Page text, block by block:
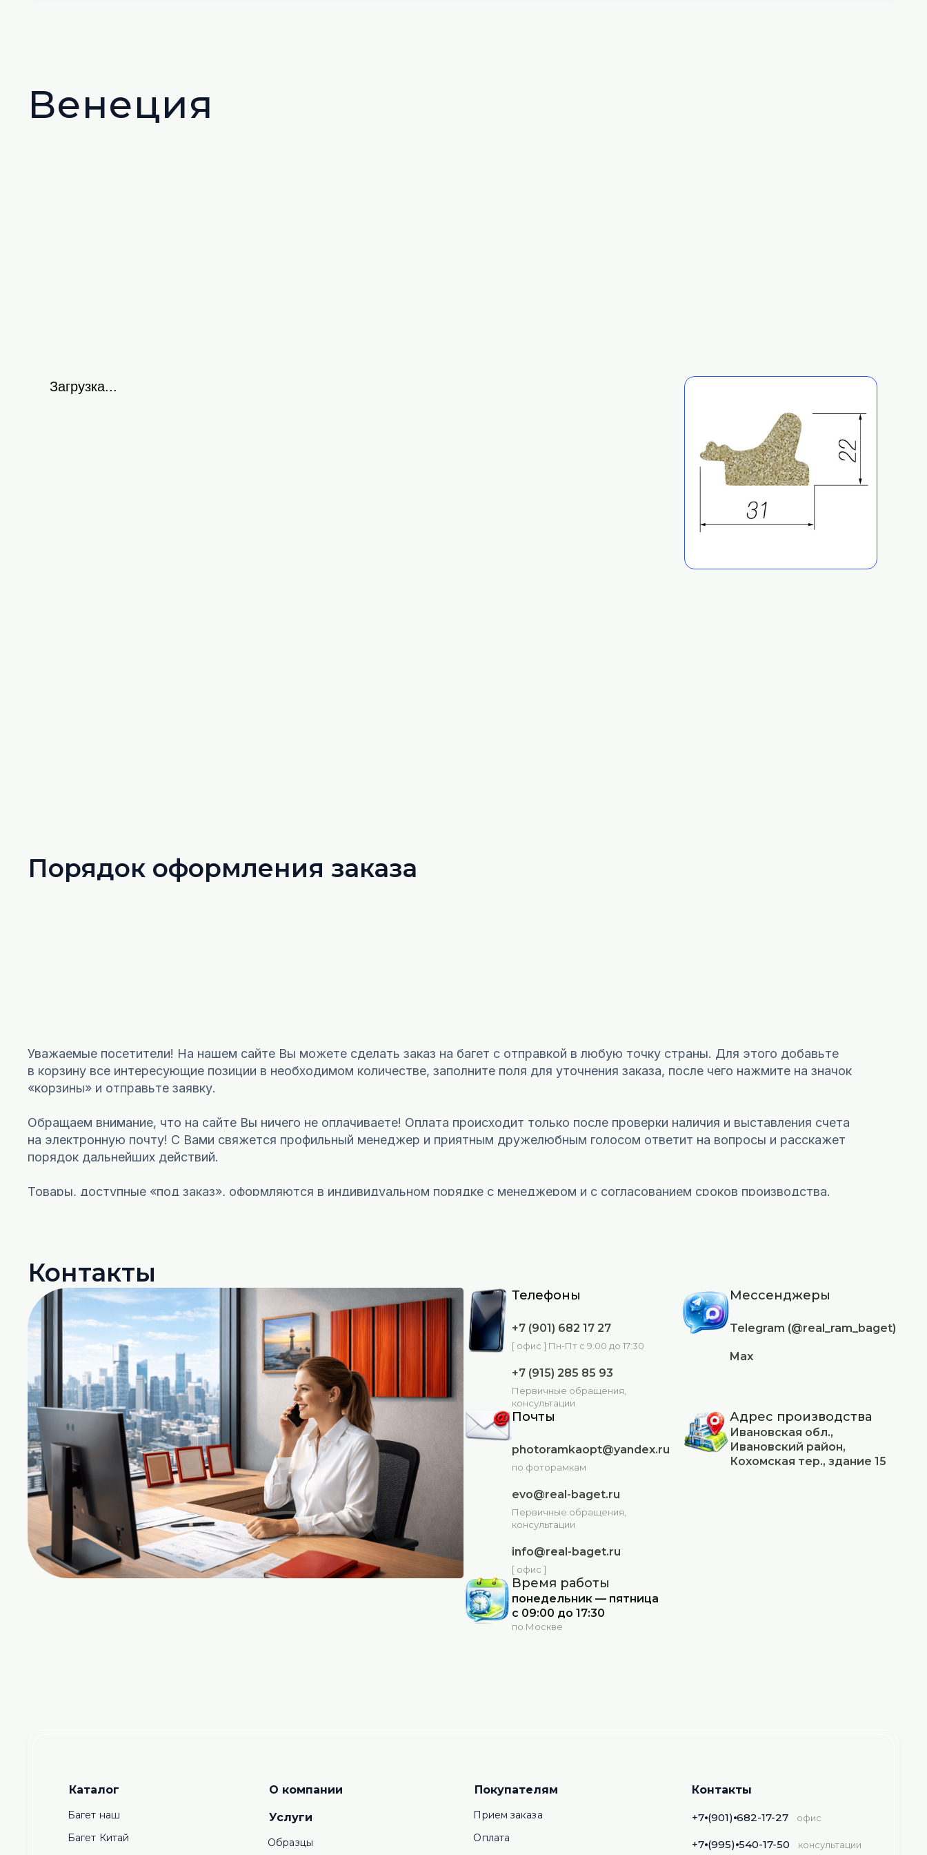
Венеция
Загрузка...
Порядок оформления заказа
Уважаемые посетители! На нашем сайте Вы можете сделать заказ на багет с отправкой в любую точку страны. Для этого добавьте
в корзину все интересующие позиции в необходимом количестве, заполните поля для уточнения заказа, после чего нажмите на значок
«корзины» и отправьте заявку.
Обращаем внимание, что на сайте Вы ничего не оплачиваете! Оплата происходит только после проверки наличия и выставления счета
на электронную почту! C Вами свяжется профильный менеджер и приятным дружелюбным голосом ответит на вопросы и расскажет
порядок дальнейших действий.
Товары, доступные «под заказ», оформляются в индивидуальном порядке с менеджером и с согласованием сроков производства.
Помимо сайта, имеется каталог в .pdf формате и форма заказа в Екселе. Для их получения напишите на электронную почту, указанную в
Контактах.
Если возникли трудности в работе с сайтом, или хотели бы получить устную консультацию, также свяжитесь черезКонтакты.
Контакты
Телефоны
+7 (901) 682 17 27
[ офис ] Пн-Пт с 9:00 до 17:30
+7 (915) 285 85 93
Первичные обращения,
консультации
Мессенджеры
Telegram (@real_ram_baget)
Max
Почты
photoramkaopt@yandex.ru
по фоторамкам
evo@real-baget.ru
Первичные обращения,
консультации
info@real-baget.ru
[ офис ]
Адрес производства
Ивановская обл.,
Ивановский район,
Кохомская тер., здание 15
Время работы
понедельник — пятница
с 09:00 до 17:30
по Москве
Каталог
Багет наш
Багет Китай
О компании
Услуги
Образцы
Покупателям
Прием заказа
Оплата
Контакты
+7⦁(901)⦁682-17-27 офис
+7⦁(995)⦁540-17-50 консультации